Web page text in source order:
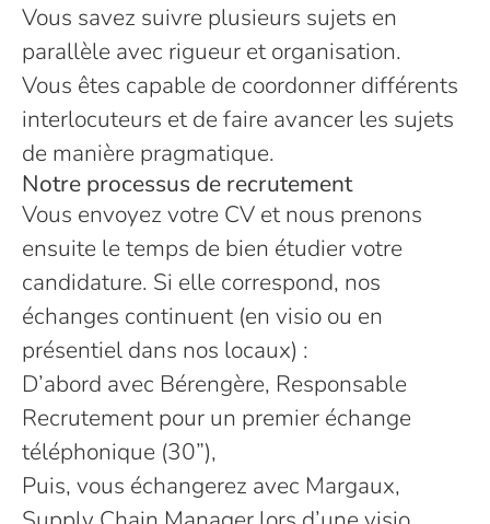
Vous savez suivre plusieurs sujets en
parallèle avec rigueur et organisation.
Vous êtes capable de coordonner différents
interlocuteurs et de faire avancer les sujets
de manière pragmatique.
Notre processus de recrutement
Vous envoyez votre CV et nous prenons
ensuite le temps de bien étudier votre
candidature. Si elle correspond, nos
échanges continuent (en visio ou en
présentiel dans nos locaux) :
D’abord avec Bérengère, Responsable
Recrutement pour un premier échange
téléphonique (30”),
Puis, vous échangerez avec Margaux,